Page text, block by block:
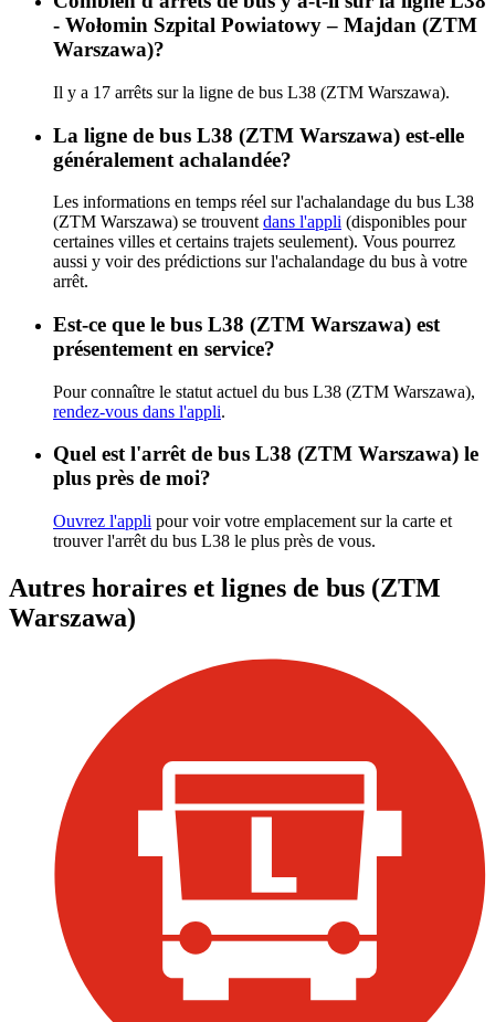
- Wołomin Szpital Powiatowy – Majdan (ZTM
Warszawa)?
Il y a 17 arrêts sur la ligne de bus L38 (ZTM Warszawa).
La ligne de bus L38 (ZTM Warszawa) est-elle
généralement achalandée?
Les informations en temps réel sur l'achalandage du bus L38
(ZTM Warszawa) se trouvent dans l'appli (disponibles pour
certaines villes et certains trajets seulement). Vous pourrez
aussi y voir des prédictions sur l'achalandage du bus à votre
arrêt.
Est-ce que le bus L38 (ZTM Warszawa) est
présentement en service?
Pour connaître le statut actuel du bus L38 (ZTM Warszawa),
rendez-vous dans l'appli.
Quel est l'arrêt de bus L38 (ZTM Warszawa) le
plus près de moi?
Ouvrez l'appli pour voir votre emplacement sur la carte et
trouver l'arrêt du bus L38 le plus près de vous.
Autres horaires et lignes de bus (ZTM
Warszawa)